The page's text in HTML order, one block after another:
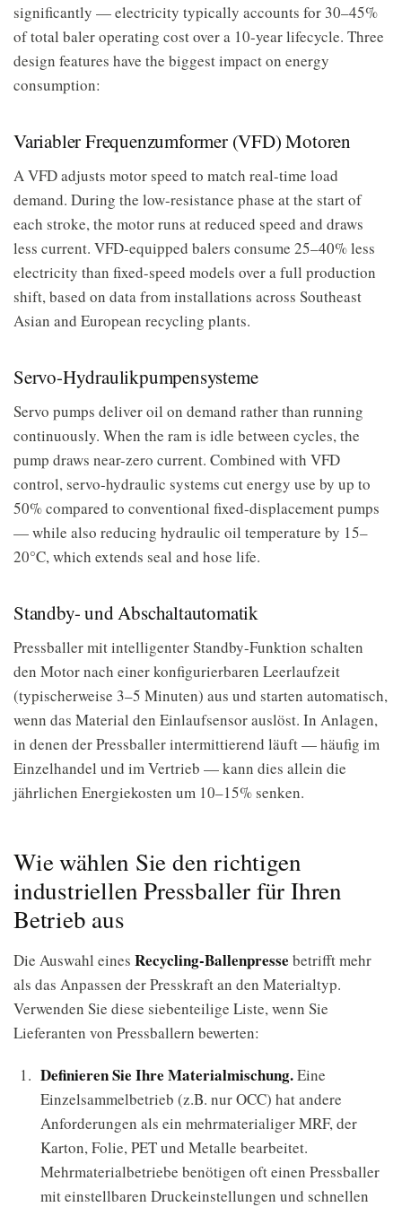
significantly — electricity typically accounts for 30–45%
of total baler operating cost over a 10-year lifecycle. Three
design features have the biggest impact on energy
consumption:
Variabler Frequenzumformer (VFD) Motoren
A VFD adjusts motor speed to match real-time load
demand. During the low-resistance phase at the start of
each stroke, the motor runs at reduced speed and draws
less current. VFD-equipped balers consume 25–40% less
electricity than fixed-speed models over a full production
shift, based on data from installations across Southeast
Asian and European recycling plants.
Servo-Hydraulikpumpensysteme
Servo pumps deliver oil on demand rather than running
continuously. When the ram is idle between cycles, the
pump draws near-zero current. Combined with VFD
control, servo-hydraulic systems cut energy use by up to
50% compared to conventional fixed-displacement pumps
— while also reducing hydraulic oil temperature by 15–
20°C, which extends seal and hose life.
Standby- und Abschaltautomatik
Pressballer mit intelligenter Standby-Funktion schalten
den Motor nach einer konfigurierbaren Leerlaufzeit
(typischerweise 3–5 Minuten) aus und starten automatisch,
wenn das Material den Einlaufsensor auslöst. In Anlagen,
in denen der Pressballer intermittierend läuft — häufig im
Einzelhandel und im Vertrieb — kann dies allein die
jährlichen Energiekosten um 10–15% senken.
Wie wählen Sie den richtigen
industriellen Pressballer für Ihren
Betrieb aus
Die Auswahl eines Recycling-Ballenpresse betrifft mehr
als das Anpassen der Presskraft an den Materialtyp.
Verwenden Sie diese siebenteilige Liste, wenn Sie
Lieferanten von Pressballern bewerten:
Definieren Sie Ihre Materialmischung.Eine
Einzelsammelbetrieb (z.B. nur OCC) hat andere
Anforderungen als ein mehrmaterialiger MRF, der
Karton, Folie, PET und Metalle bearbeitet.
Mehrmaterialbetriebe benötigen oft einen Pressballer
mit einstellbaren Druckeinstellungen und schnellen